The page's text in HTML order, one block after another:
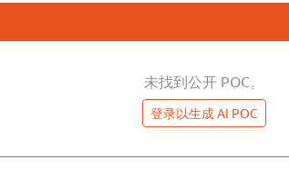
未找到公开 POC。
登录以生成 AI POC